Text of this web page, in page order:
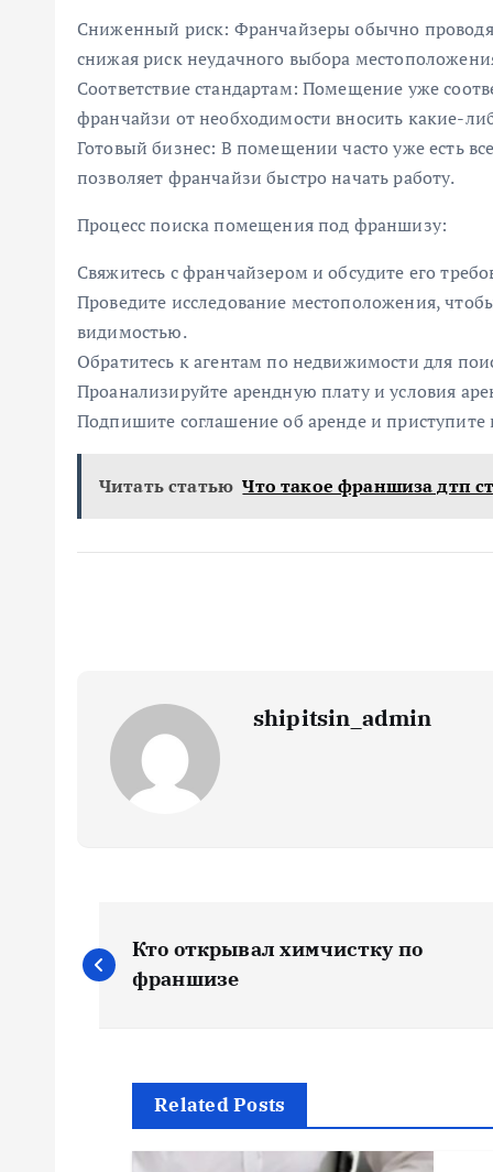
Сниженный риск: Франчайзеры обычно
снижая риск неудачного выбора
Соответствие стандартам: Помещение уже
франчайзи от необходимости вносить какие-
Готовый бизнес: В помещении часто уже есть
позволяет франчайзи быстро начать работу.
Процесс поиска помещения под франшизу:
Свяжитесь с франчайзером и обсудите его
Проведите исследование местоположения,
видимостью.
Обратитесь к агентам по недвижимости для
Проанализируйте арендную плату и условия
Подпишите соглашение об аренде и
Читать статью Что такое франшиза дтп
shipitsin_admin
Н
а
Кто открывал химчистку по
франшизе
Related Posts